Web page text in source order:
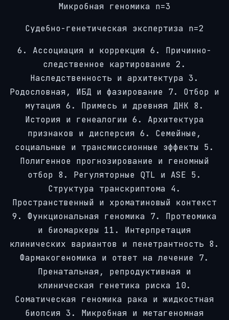
Микробная геномика n=3
Судебно-генетическая экспертиза n=2
6. Ассоциация и коррекция 6.
Причинно-
следственное картирование 2.
Наследственность и архитектура 3.
Родословная, ИБД и фазирование 7.
Отбор и
мутация 6. Примесь и древняя ДНК 8.
История и генеалогии 6.
Архитектура
признаков и дисперсия 6.
Семейные,
социальные и трансмиссионные эффекты 5.
Полигенное прогнозирование и геномный
отбор 8. Регуляторные QTL и ASE 5.
Структура транскриптома 4.
Пространственный и хроматиновый контекст
9.
Функциональная геномика 7.
Протеомика
и биомаркеры 11.
Интерпретация
клинических вариантов и пенетрантность 8.
Фармакогеномика и ответ на лечение 7.
Пренатальная, репродуктивная и
клиническая генетика риска 10.
Соматическая геномика рака и жидкостная
биопсия 3.
Микробная и метагеномная